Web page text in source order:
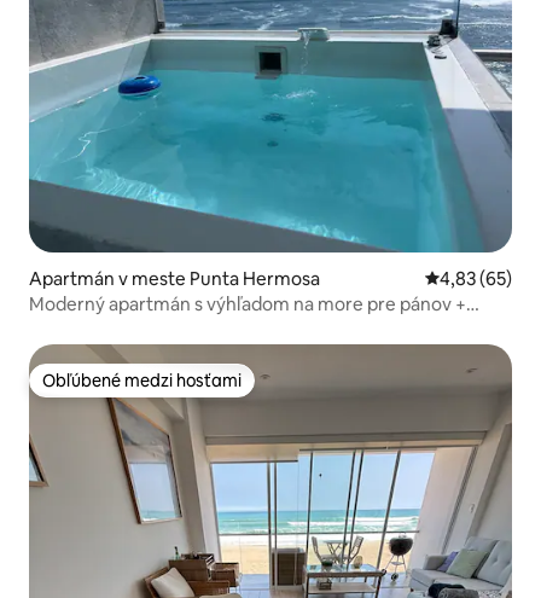
Apartmán v meste Punta Hermosa Priemerné
4,83 (65)
Moderný apartmán s výhľadom na more pre pánov +
Obľúbené medzi hosťami
Obľúbené medzi hosťami